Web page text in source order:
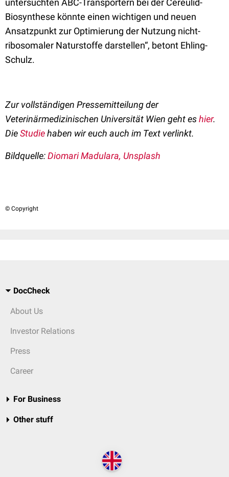
untersuchten ABC-Transportern bei der Cereulid-
Biosynthese könnte einen wichtigen und neuen
Ansatzpunkt zur Optimierung der Nutzung nicht-
ribosomaler Naturstoffe darstellen“, betont Ehling-
Schulz.
Zur vollständigen Pressemitteilung der
Veterinärmedizinischen Universität Wien geht eshier.
DieStudiehaben wir euch auch im Text verlinkt.
Bildquelle:Diomari Madulara, Unsplash
© Copyright
DocCheck
About Us
Investor Relations
Press
Career
For Business
Other stuff